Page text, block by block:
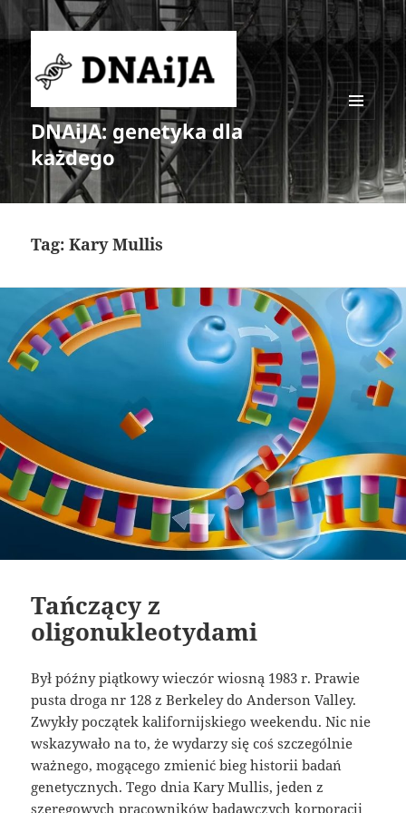
DNAiJA: genetyka dla
każdego
MENU
WIDGETY
Tag:Kary Mullis
Tańczący z
oligonukleotydami
Był późny piątkowy wieczór wiosną 1983 r. Prawie
pusta droga nr 128 z Berkeley do Anderson Valley.
Zwykły początek kalifornijskiego weekendu. Nic nie
wskazywało na to, że wydarzy się coś szczególnie
ważnego, mogącego zmienić bieg historii badań
genetycznych. Tego dnia Kary Mullis, jeden z
szeregowych pracowników badawczych korporacji